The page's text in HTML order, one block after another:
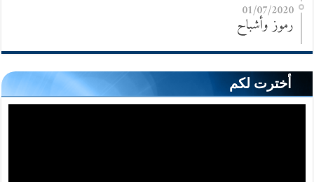
01/07/2020
رموز وأشباح
أخترت لكم